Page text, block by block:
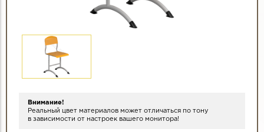
Внимание!
Реальный цвет материалов может отличаться по тону
в зависимости от настроек вашего монитора!